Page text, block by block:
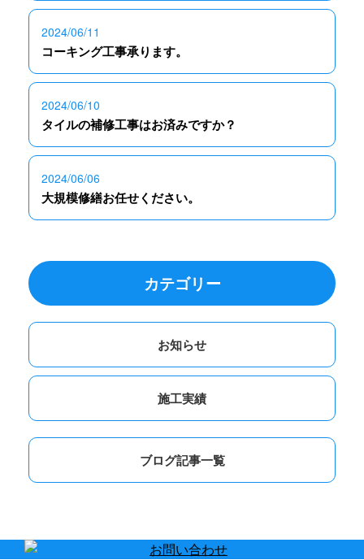
2024/06/11
コーキング工事承ります。
2024/06/10
タイルの補修工事はお済みですか？
2024/06/06
大規模修繕お任せください。
カテゴリー
お知らせ
施工実績
ブログ記事一覧